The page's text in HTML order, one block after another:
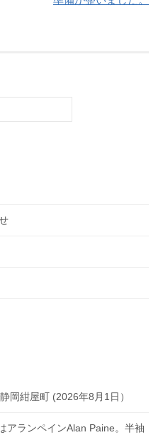
岡紺屋町 (2026年8月1日）
アランペインAlan Paine。半袖